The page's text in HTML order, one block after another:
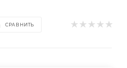
СРАВНИТЬ